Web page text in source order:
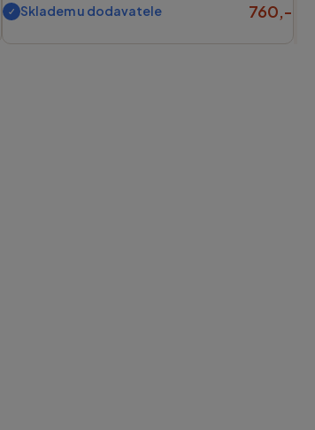
Skladem u dodavatele 760,-